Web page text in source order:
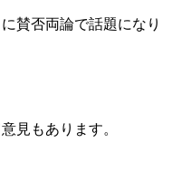
賛否両論で話題になり
見もあります。